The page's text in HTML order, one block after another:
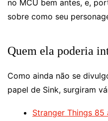
no MCU bem antes, e,
sobre como seu
Quem ela poderia
Como ainda não se
papel de Sink, surgiram
Stranger Things